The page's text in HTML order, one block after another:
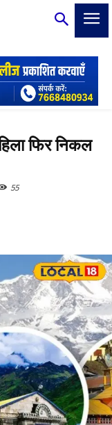
फिर निकल
55